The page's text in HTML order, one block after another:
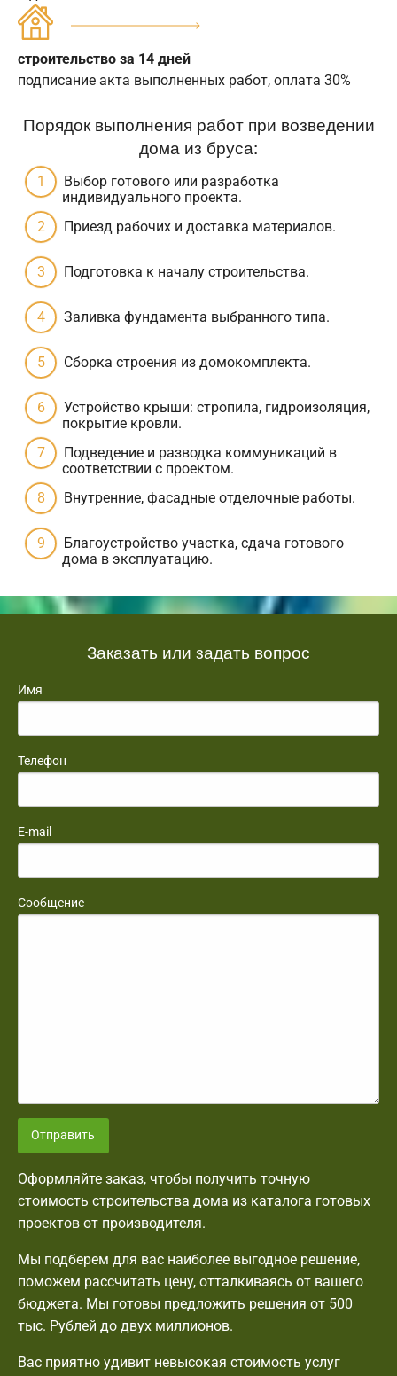
строительство за 14 дней
подписание акта выполненных работ, оплата 30%
Порядок выполнения работ при возведении
дома из бруса:
Выбор готового или разработка
индивидуального проекта.
Приезд рабочих и доставка материалов.
Подготовка к началу строительства.
Заливка фундамента выбранного типа.
Сборка строения из домокомплекта.
Устройство крыши: стропила, гидроизоляция,
покрытие кровли.
Подведение и разводка коммуникаций в
соответствии с проектом.
Внутренние, фасадные отделочные работы.
Благоустройство участка, сдача готового
дома в эксплуатацию.
Заказать или задать вопрос
Имя
Телефон
E-mail
Сообщение
Отправить
Оформляйте заказ, чтобы получить точную
стоимость строительства дома из каталога готовых
проектов от производителя.
Мы подберем для вас наиболее выгодное решение,
поможем рассчитать цену, отталкиваясь от вашего
бюджета. Мы готовы предложить решения от 500
тыс. Рублей до двух миллионов.
Вас приятно удивит невысокая стоимость услуг